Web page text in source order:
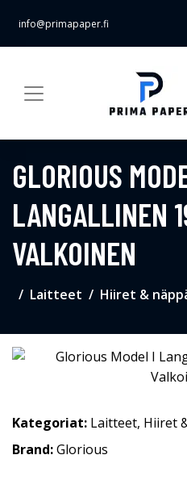
info@primapaper.fi
GLORIOUS
LANGALLINEN
VALKOINEN
Laitteet Hiiret &
Kategoriat: Laitteet, Hiiret
Brand:Glorious